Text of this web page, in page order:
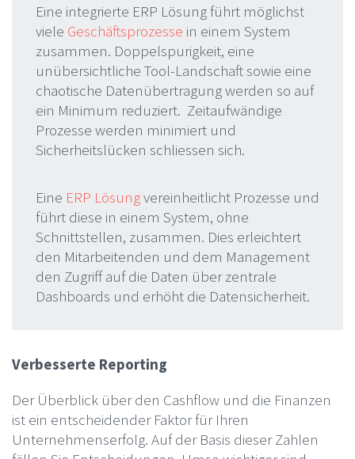
Eine integrierte ERP Lösung führt möglichst
viele Geschäftsprozesse in einem System
zusammen. Doppelspurigkeit, eine
unübersichtliche Tool-Landschaft sowie eine
chaotische Datenübertragung werden so auf
ein Minimum reduziert. Zeitaufwändige
Prozesse werden minimiert und
Sicherheitslücken schliessen sich.
Eine ERP Lösungvereinheitlicht Prozesse und
führt diese in einem System, ohne
Schnittstellen, zusammen. Dies erleichtert
den Mitarbeitenden und dem Management
den Zugriff auf die Daten über zentrale
Dashboards und erhöht die Datensicherheit.
Verbesserte Reporting
Der Überblick über den Cashflow und die Finanzen
ist ein entscheidender Faktor für Ihren
Unternehmenserfolg. Auf der Basis dieser Zahlen